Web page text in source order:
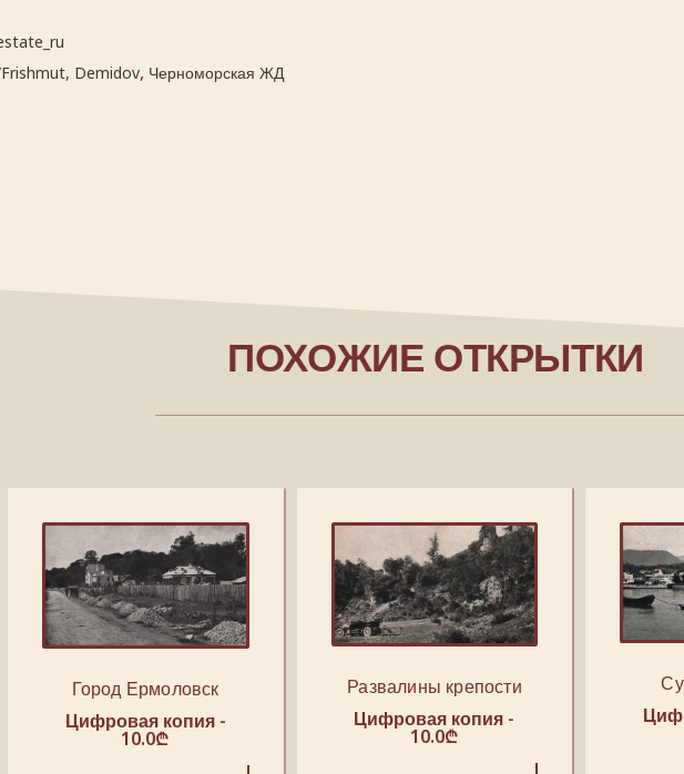
Demidov, Черноморская ЖД
ПОХОЖИЕ ОТКРЫТКИ
Город Ермоловск
Цифровая копия -
10.0₾
Развалины крепости
Цифровая копия -
10.0₾